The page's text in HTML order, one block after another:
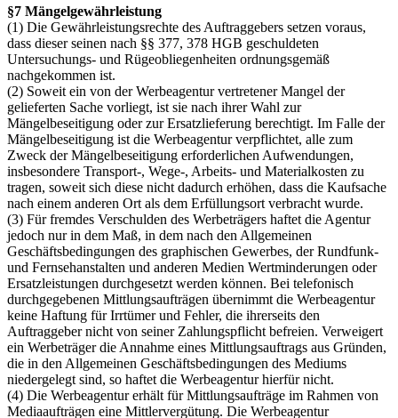
§7 Mängelgewährleistung
(1) Die Gewährleistungsrechte des Auftraggebers setzen voraus,
dass dieser seinen nach §§ 377, 378 HGB geschuldeten
Untersuchungs- und Rügeobliegenheiten ordnungsgemäß
nachgekommen ist.
(2) Soweit ein von der Werbeagentur vertretener Mangel der
gelieferten Sache vorliegt, ist sie nach ihrer Wahl zur
Mängelbeseitigung oder zur Ersatzlieferung berechtigt. Im Falle der
Mängelbeseitigung ist die Werbeagentur verpflichtet, alle zum
Zweck der Mängelbeseitigung erforderlichen Aufwendungen,
insbesondere Transport-, Wege-, Arbeits- und Materialkosten zu
tragen, soweit sich diese nicht dadurch erhöhen, dass die Kaufsache
nach einem anderen Ort als dem Erfüllungsort verbracht wurde.
(3) Für fremdes Verschulden des Werbeträgers haftet die Agentur
jedoch nur in dem Maß, in dem nach den Allgemeinen
Geschäftsbedingungen des graphischen Gewerbes, der Rundfunk-
und Fernsehanstalten und anderen Medien Wertminderungen oder
Ersatzleistungen durchgesetzt werden können. Bei telefonisch
durchgegebenen Mittlungsaufträgen übernimmt die Werbeagentur
keine Haftung für Irrtümer und Fehler, die ihrerseits den
Auftraggeber nicht von seiner Zahlungspflicht befreien. Verweigert
ein Werbeträger die Annahme eines Mittlungsauftrags aus Gründen,
die in den Allgemeinen Geschäftsbedingungen des Mediums
niedergelegt sind, so haftet die Werbeagentur hierfür nicht.
(4) Die Werbeagentur erhält für Mittlungsaufträge im Rahmen von
Mediaaufträgen eine Mittlervergütung. Die Werbeagentur